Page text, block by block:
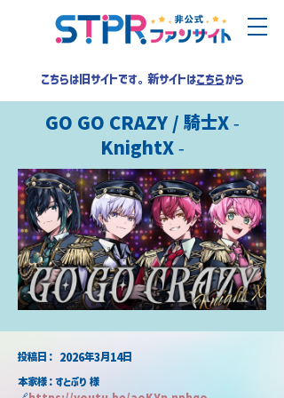
こちらは旧サイトです。新サイトはこちらから
GO GO CRAZY / 騎士X -
KnightX -
2026年3月14日
​投稿日：
本家様：すとぷり 様